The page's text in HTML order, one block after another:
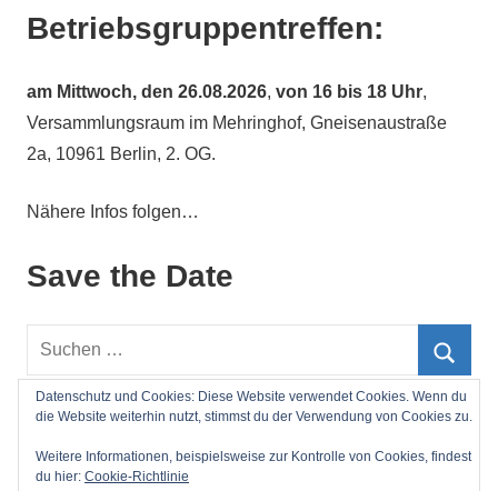
Betriebsgruppentreffen:
am Mittwoch, den 26.08.2026, von 16 bis 18 Uhr,
Versammlungsraum im Mehringhof, Gneisenaustraße
2a, 10961 Berlin, 2. OG.
Nähere Infos folgen…
Save the Date
Suchen
Impressum
Datenschutz und Cookies: Diese Website verwendet Cookies. Wenn du
die Website weiterhin nutzt, stimmst du der Verwendung von Cookies zu.
Weitere Informationen, beispielsweise zur Kontrolle von Cookies, findest
du hier: Cookie-Richtlinie